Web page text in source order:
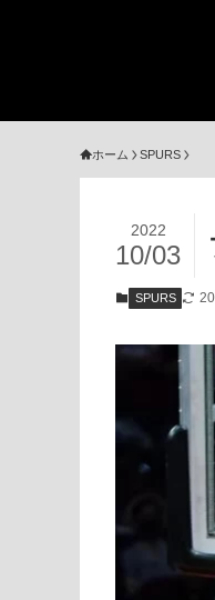
ホーム SPURS
2022
10/03
SPURS